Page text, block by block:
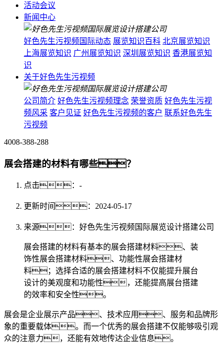
活动会议
新闻中心
好色先生污视频国际动态 展览知识百科 北京展览知识
上海展览知识 广州展览知识 深圳展览知识 香港展览知
识
关于好色先生污视频
公司简介 好色先生污视频理念 荣誉资质 好色先生污视
频风采 客户见证 好色先生污视频的客户 联系好色先生
污视频
4008-388-288
展会搭建的材料有哪些？
点击： -
更新时间：2024-05-17
来源：好色先生污视频国际展览设计搭建公司
展会搭建的材料有基本的展会搭建材料、装
饰性展会搭建材料、功能性展会搭建材
料；选择合适的展会搭建材料不仅能提升展台
设计的美观度和功能性，还能提高展台搭建
的效率和安全性。
展会是企业展示产品、技术应用、服务和品牌形
象的重要载体。而一个优秀的展会搭建不仅能够吸引观
众的注意力，还能有效地传达企业信息。